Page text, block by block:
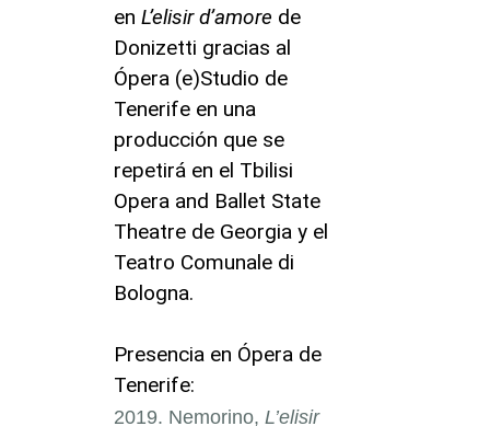
en L’elisir d’amore de
Donizetti gracias al
Ópera (e)Studio de
Tenerife en una
producción que se
repetirá en el Tbilisi
Opera and Ballet State
Theatre de Georgia y el
Teatro Comunale di
Bologna.
Presencia en Ópera de
Tenerife:
Nemorino, L’elisir